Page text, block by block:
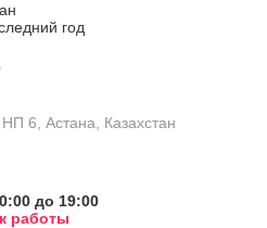
год
6, Астана, Казахстан
до 19:00
работы